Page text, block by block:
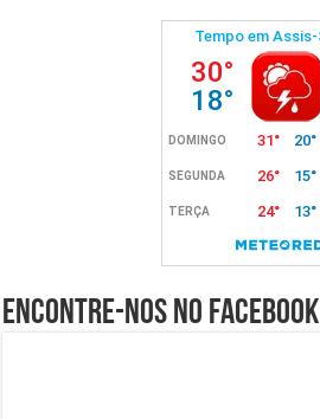
Encontre-nos no Facebook